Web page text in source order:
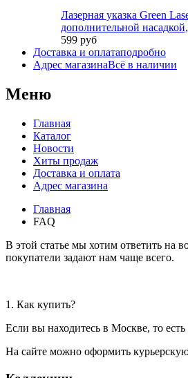
Лазерная указка Green
дополнительной
599 руб
Доставка и оплатаподробно
Адрес магазинаВсё в наличии
Меню
Главная
Каталог
Новости
Хиты продаж
Доставка и оплата
Адрес магазина
Главная
FAQ
В этой статье мы хотим ответить на
покупатели задают нам чаще всего.
1. Как купить?
Если вы находитесь в Москве, то есть
На сайте можно оформить